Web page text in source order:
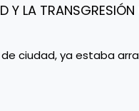
Y LA
ciudad, ya estaba